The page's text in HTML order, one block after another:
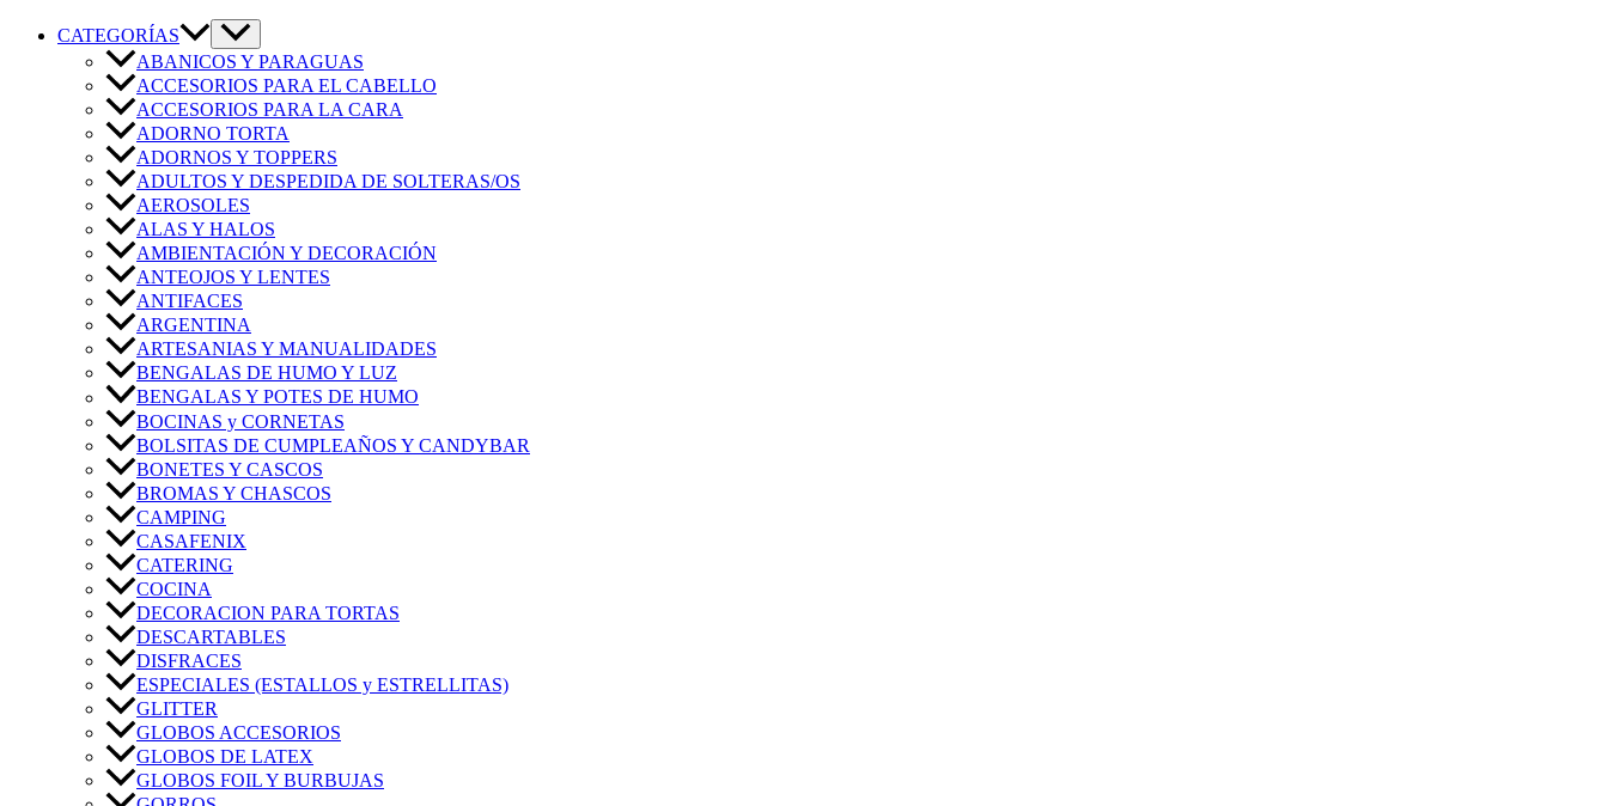
CATEGORÍAS
ABANICOS Y PARAGUAS
ACCESORIOS PARA EL CABELLO
ACCESORIOS PARA LA CARA
ADORNO TORTA
ADORNOS Y TOPPERS
ADULTOS Y DESPEDIDA DE SOLTERAS/OS
AEROSOLES
ALAS Y HALOS
AMBIENTACIÓN Y DECORACIÓN
ANTEOJOS Y LENTES
ANTIFACES
ARGENTINA
ARTESANIAS Y MANUALIDADES
BENGALAS DE HUMO Y LUZ
BENGALAS Y POTES DE HUMO
BOCINAS y CORNETAS
BOLSITAS DE CUMPLEAÑOS Y CANDYBAR
BONETES Y CASCOS
BROMAS Y CHASCOS
CAMPING
CASAFENIX
CATERING
COCINA
DECORACION PARA TORTAS
DESCARTABLES
DISFRACES
ESPECIALES (ESTALLOS y ESTRELLITAS)
GLITTER
GLOBOS ACCESORIOS
GLOBOS DE LATEX
GLOBOS FOIL Y BURBUJAS